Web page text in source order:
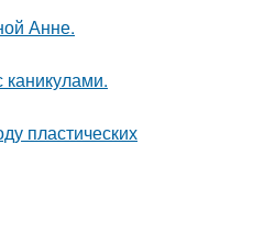
Анне.
пластических